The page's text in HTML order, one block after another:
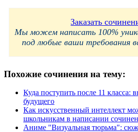
Заказать
Мы можем написать 100%
под любые ваши требования
Похожие сочинения на тему:
Куда поступить после 11 класса:
будущего
Как искусственный интеллект
школьникам в написании
Аниме "Визуальная тюрьма":